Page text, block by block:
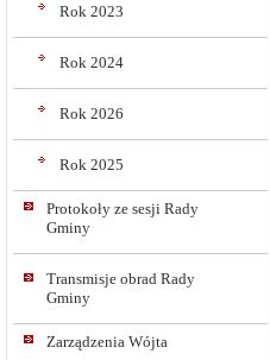
Rok 2023
Rok 2024
Rok 2026
Rok 2025
Protokoły ze sesji Rady
Gminy
Transmisje obrad Rady
Gminy
Zarządzenia Wójta